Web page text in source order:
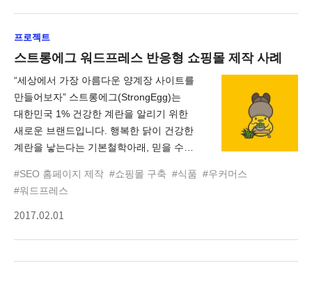
프로젝트
스트롱에그 워드프레스 반응형 쇼핑몰 제작 사례
“세상에서 가장 아름다운 양계장 사이트를
만들어보자” 스트롱에그(StrongEgg)는
대한민국 1% 건강한 계란을 알리기 위한
새로운 브랜드입니다. 행복한 닭이 건강한
계란을 낳는다는 기본철학아래, 믿을 수
생성농가와 전문가들 모여 만든 스트롱에그
협동조합 웹사이트를 새롭게 리뉴얼
하였습니다. 양계장의 올드한 이미지를
아이덴티티를 재정의 하였습니다.
#SEO 홈페이지 제작 #쇼핑몰 구축 #식품 #우커머스
#워드프레스
2017.02.01